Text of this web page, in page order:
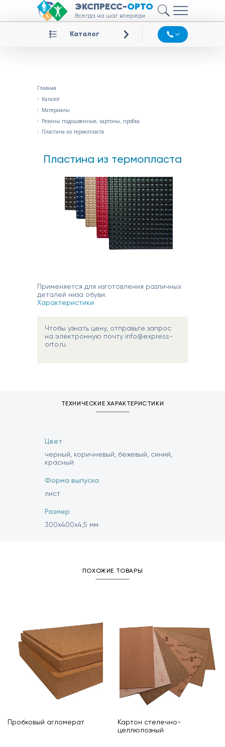
ЭКСПРЕСС-ОРТО
Всегда на шаг впереди
Каталог
Главная
Каталог
Материалы
Резины подошвенные, картоны, пробка
Пластина из термопласта
Пластина из термопласта
Применяется для изготовления различных
деталей низа обуви.
Характеристики
Чтобы узнать цену, отправьте запрос
на электронную почту info@express-
orto.ru
ТЕХНИЧЕСКИЕ ХАРАКТЕРИСТИКИ
Цвет
черный, коричневый, бежевый, синий,
красный
Форма выпуска
лист
Размер
300х400х4,5 мм
ПОХОЖИЕ ТОВАРЫ
Пробковый агломерат
Картон стелечно-
целлюлозный